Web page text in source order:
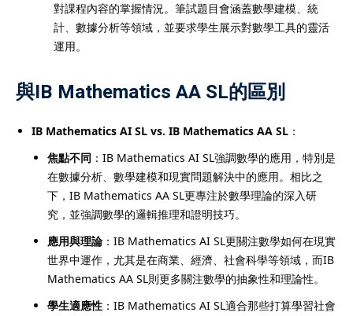
對課程內容的掌握情況。筆試題目會涵蓋數學建模、統
計、數據分析等領域，並要求學生展示對數學工具的靈活
運用。
與IB Mathematics AA SL的區別
IB Mathematics AI SL vs. IB Mathematics AA SL ：
焦點不同 ：IB Mathematics AI SL強調數學的應用，特別是
在數據分析、數學建模和現實問題解決中的應用。相比之
下，IB Mathematics AA SL更專注於數學理論的深入研
究，並強調數學的邏輯推理和證明技巧。
應用與理論 ：IB Mathematics AI SL更關注數學如何在現實
世界中運作，尤其是在商業、經濟、社會科學等領域，而IB
Mathematics AA SL則更多關注數學的抽象性和理論性。
學生適應性 ：IB Mathematics AI SL適合那些打算學習社會